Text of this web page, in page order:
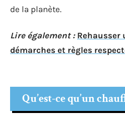
de la planète.
Lire également : Rehausser
démarches et règles
Qu’est-ce qu’un